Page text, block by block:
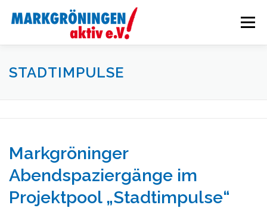
Inhalt
Menü
STARTSEITE VERANSTALTUNGEN
ÜBER UNS INTERN
STADTIMPULSE
Markgröninger
Abendspaziergänge im
Projektpool „Stadtimpulse“